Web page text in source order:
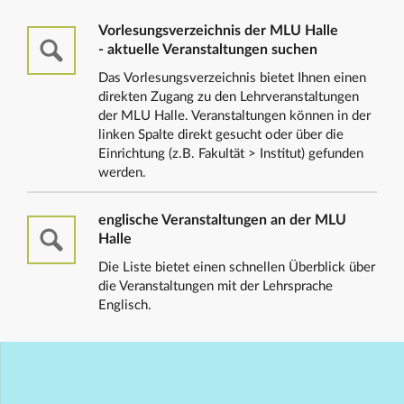
Vorlesungsverzeichnis der MLU Halle
- aktuelle Veranstaltungen suchen
Das Vorlesungsverzeichnis bietet Ihnen einen
direkten Zugang zu den Lehrveranstaltungen
der MLU Halle. Veranstaltungen können in der
linken Spalte direkt gesucht oder über die
Einrichtung (z.B. Fakultät > Institut) gefunden
werden.
englische Veranstaltungen an der MLU
Halle
Die Liste bietet einen schnellen Überblick über
die Veranstaltungen mit der Lehrsprache
Englisch.